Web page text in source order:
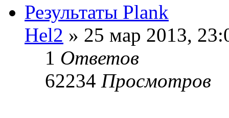
Результаты Plank
Hel2 » 25 мар 2013,
1 Ответов
62234 Просмотров